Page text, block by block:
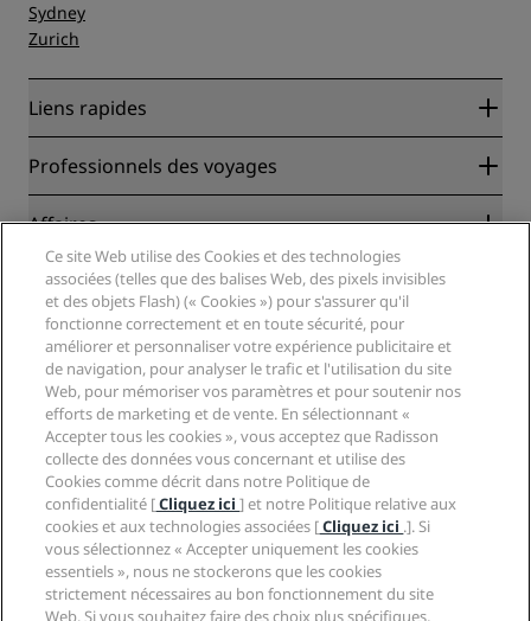
Sydney
Zurich
Liens rapides
Radisson Rewards
Blog
Nouveaux et futurs hôtels
Application Radisson Hotels
Hôtels adaptés aux sportifs
Hôtels adaptés aux Familles
Santé et sécurité
Professionnels des voyages
Partenaires
Agents de voyages
Affaires
Radisson Hotel Group
Médias
Carrières RHG
Carrières PPHE
Carrières EHL
The Club by RHG
Opportunités de développement
Entreprise responsable
Approvisionnement
Légal
Centre de confidentialité
Mentions légales
Conditions générales Radisson Rewards
Contrat d’utilisation du site
Accessibilité numérique
Déclaration sur l’esclavage moderne
Aide
Avis aux consommateurs
Contact
FAQ
Plan du site
Médias sociaux
Marques Radisson Hotels
Ce site Web utilise des Cookies et des technologies
associées (telles que des balises Web, des pixels invisibles
et des objets Flash) (« Cookies ») pour s'assurer qu'il
fonctionne correctement et en toute sécurité, pour
améliorer et personnaliser votre expérience publicitaire et
de navigation, pour analyser le trafic et l'utilisation du site
Web, pour mémoriser vos paramètres et pour soutenir nos
efforts de marketing et de vente. En sélectionnant «
Accepter tous les cookies », vous acceptez que Radisson
collecte des données vous concernant et utilise des
Cookies comme décrit dans notre Politique de
confidentialité [Cliquez ici] et notre Politique relative aux
cookies et aux technologies associées [Cliquez ici .]. Si
vous sélectionnez « Accepter uniquement les cookies
essentiels », nous ne stockerons que les cookies
strictement nécessaires au bon fonctionnement du site
Web. Si vous souhaitez faire des choix plus spécifiques,